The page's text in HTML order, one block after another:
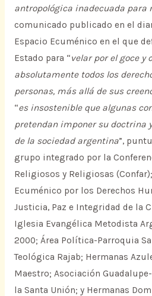
antropológica inadecuada para
comunicado publicado en el
Espacio Ecuménico en el que
Estado para “velar por el goce
absolutamente todos los
personas, más allá de sus
“es insostenible que algunas
pretendan imponer su doctrina
de la sociedad argentina”,
grupo integrado por la
Religiosos y Religiosas
Ecuménico por los Derechos
Justicia, Paz e Integridad de la
Iglesia Evangélica Metodista
2000; Área Política-Parroquia
Teológica Rajab; Hermanas
Maestro; Asociación
la Santa Unión; y Hermanas